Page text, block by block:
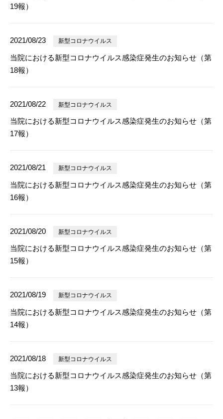
19報）
2021/08/23 新型コロナウイルス
当院における新型コロナウイルス感染症発生のお知らせ（第
18報）
2021/08/22 新型コロナウイルス
当院における新型コロナウイルス感染症発生のお知らせ（第
17報）
2021/08/21 新型コロナウイルス
当院における新型コロナウイルス感染症発生のお知らせ（第
16報）
2021/08/20 新型コロナウイルス
当院における新型コロナウイルス感染症発生のお知らせ（第
15報）
2021/08/19 新型コロナウイルス
当院における新型コロナウイルス感染症発生のお知らせ（第
14報）
2021/08/18 新型コロナウイルス
当院における新型コロナウイルス感染症発生のお知らせ（第
13報）